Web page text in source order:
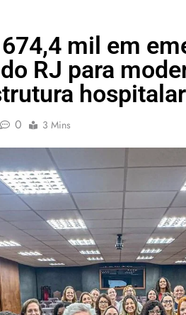
mil em
RJ para
hospitalar
0 3 Mins